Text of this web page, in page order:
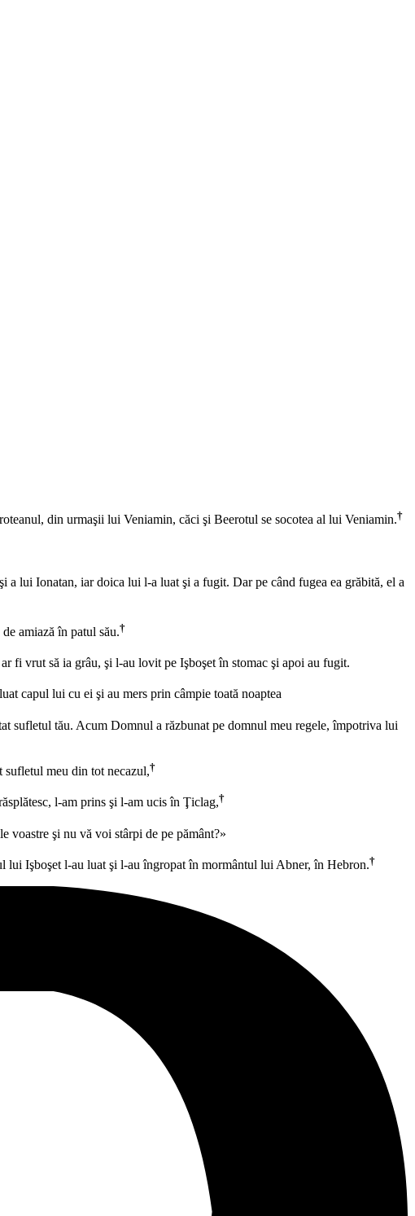
din urmaşii lui Veniamin, căci şi Beerotul se socotea al lui Veniamin.†
a lui Ionatan, iar doica lui l-a luat şi a fugit. Dar pe când fugea ea grăbită, el a
amiază în patul său.†
fi vrut să ia grâu, şi l-au lovit pe Işboşet în stomac şi apoi au fugit.
capul lui cu ei şi au mers prin câmpie toată noaptea
sufletul tău. Acum Domnul a răzbunat pe domnul meu regele, împotriva lui
meu din tot necazul,†
l-am prins şi l-am ucis în Ţiclag,†
voastre şi nu vă voi stârpi de pe pământ?»
lui Işboşet l-au luat şi l-au îngropat în mormântul lui Abner, în Hebron.†